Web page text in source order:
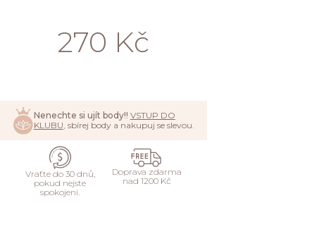
270 Kč
Nenechte si ujít body!! VSTUP DO
KLUBU, sbírej body a nakupuj se slevou.
Vraťte do 30 dnů,
pokud nejste
spokojeni.
Doprava zdarma
nad 1200 Kč